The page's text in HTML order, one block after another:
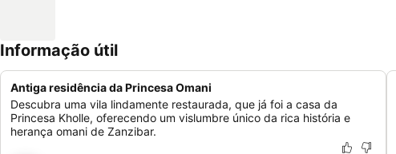
Informação útil
Antiga residência da Princesa Omani
Descubra uma vila lindamente restaurada, que já foi a casa da
Princesa Kholle, oferecendo um vislumbre único da rica história e
herança omani de Zanzibar.